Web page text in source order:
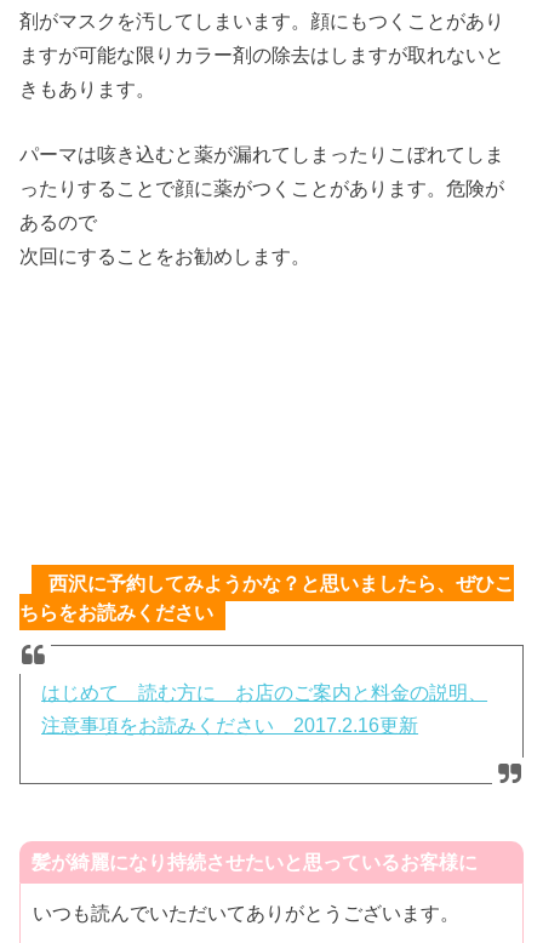
剤がマスクを汚してしまいます。顔にもつくことがあり
ますが可能な限りカラー剤の除去はしますが取れないと
きもあります。
パーマは咳き込むと薬が漏れてしまったりこぼれてしま
ったりすることで顔に薬がつくことがあります。危険が
あるので
次回にすることをお勧めします。
西沢に予約してみようかな？と思いましたら、ぜひこ
ちらをお読みください
はじめて 読む方に お店のご案内と料金の説明、
注意事項をお読みください 2017.2.16更新
髪が綺麗になり持続させたいと思っているお客様に
いつも読んでいただいてありがとうございます。